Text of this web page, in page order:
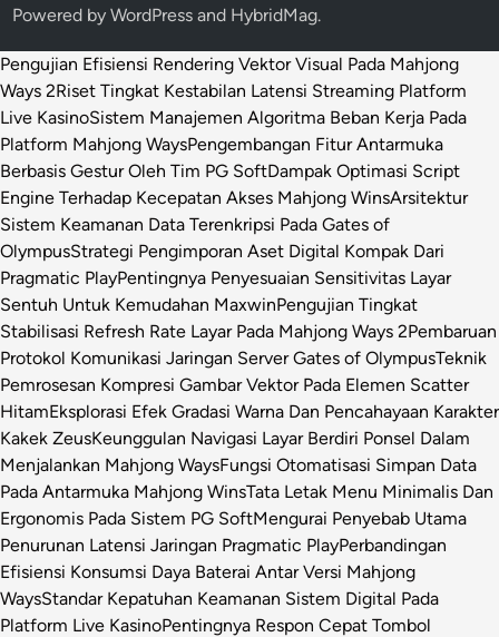
Powered byWordPress and HybridMag.
Pengujian Efisiensi Rendering Vektor Visual Pada Mahjong
Ways 2Riset Tingkat Kestabilan Latensi Streaming Platform
Live KasinoSistem Manajemen Algoritma Beban Kerja Pada
Platform Mahjong WaysPengembangan Fitur Antarmuka
Berbasis Gestur Oleh Tim PG SoftDampak Optimasi Script
Engine Terhadap Kecepatan Akses Mahjong WinsArsitektur
Sistem Keamanan Data Terenkripsi Pada Gates of
OlympusStrategi Pengimporan Aset Digital Kompak Dari
Pragmatic PlayPentingnya Penyesuaian Sensitivitas Layar
Sentuh Untuk Kemudahan MaxwinPengujian Tingkat
Stabilisasi Refresh Rate Layar Pada Mahjong Ways 2Pembaruan
Protokol Komunikasi Jaringan Server Gates of OlympusTeknik
Pemrosesan Kompresi Gambar Vektor Pada Elemen Scatter
HitamEksplorasi Efek Gradasi Warna Dan Pencahayaan Karakter
Kakek ZeusKeunggulan Navigasi Layar Berdiri Ponsel Dalam
Menjalankan Mahjong WaysFungsi Otomatisasi Simpan Data
Pada Antarmuka Mahjong WinsTata Letak Menu Minimalis Dan
Ergonomis Pada Sistem PG SoftMengurai Penyebab Utama
Penurunan Latensi Jaringan Pragmatic PlayPerbandingan
Efisiensi Konsumsi Daya Baterai Antar Versi Mahjong
WaysStandar Kepatuhan Keamanan Sistem Digital Pada
Platform Live KasinoPentingnya Respon Cepat Tombol